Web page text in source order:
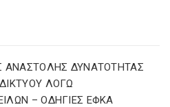
ΑΝΑΣΤΟΛΗΣ ΔΥΝΑΤΟΤΗΤΑΣ
ΛΟΓΩ
– ΟΔΗΓΙΕΣ ΕΦΚΑ